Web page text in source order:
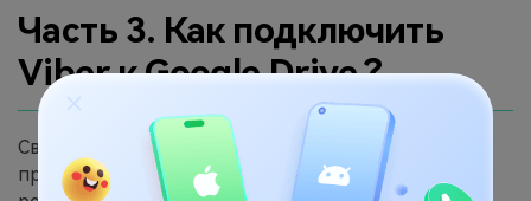
Часть 3. Как подключить
Viber к Google Drive ?
Связь Viber и Google Drive необходима по разным
причинам. Он обеспечивает автоматическое